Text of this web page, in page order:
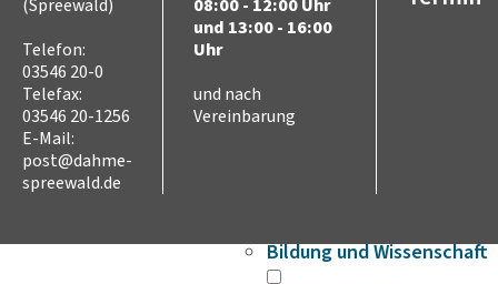
Bildung
Ausbildung und Arbeit
Engagement und
Begegnung
Bildung und Wissenschaft
(Spreewald)
Telefon:
03546 20-0
Telefax:
03546 20-1256
E-Mail:
post@dahme-
spreewald.de
08:00 - 12:00 Uhr
und 13:00 - 16:00
Uhr
und nach
Vereinbarung